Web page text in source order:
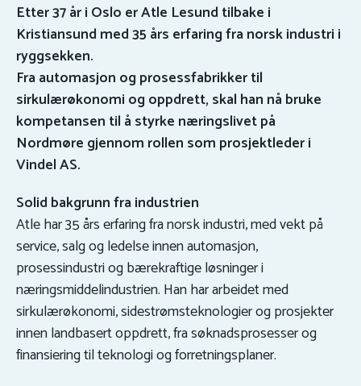
Etter 37 år i Oslo er Atle Lesund tilbake i
Kristiansund med 35 års erfaring fra norsk industri i
ryggsekken.
Fra automasjon og prosessfabrikker til
sirkulærøkonomi og oppdrett, skal han nå bruke
kompetansen til å styrke næringslivet på
Nordmøre gjennom rollen som prosjektleder i
Vindel AS.
Solid bakgrunn fra industrien
Atle har 35 års erfaring fra norsk industri, med vekt på
service, salg og ledelse innen automasjon,
prosessindustri og bærekraftige løsninger i
næringsmiddelindustrien. Han har arbeidet med
sirkulærøkonomi, sidestrømsteknologier og prosjekter
innen landbasert oppdrett, fra søknadsprosesser og
finansiering til teknologi og forretningsplaner.